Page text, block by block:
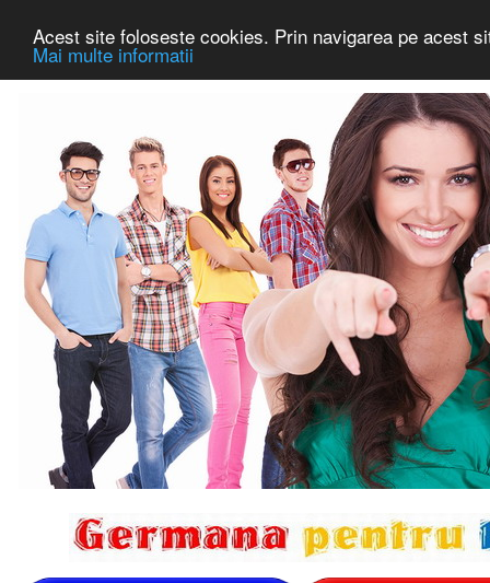
Acest site foloseste cookies. Prin navigarea pe acest
Mai multe informatii